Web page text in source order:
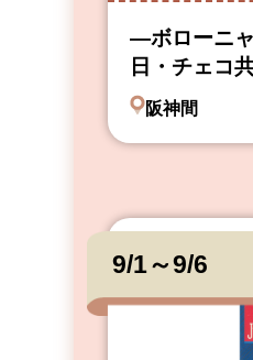
―ボローニ
日・チェコ
阪神間
9/1～9/6